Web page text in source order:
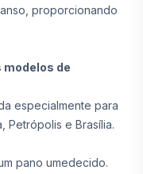
proporcionando
modelos de
especialmente para
Petrópolis e Brasília.
pano umedecido.